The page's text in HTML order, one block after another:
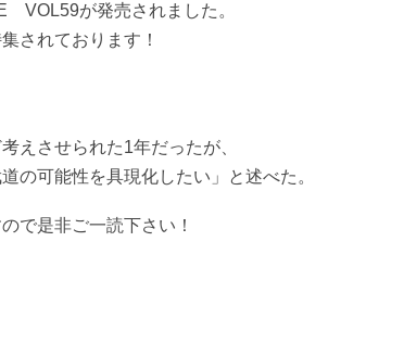
VOL59が発売されました。
されております！
えさせられた1年だったが、
の可能性を具現化したい」と述べた。
で是非ご一読下さい！